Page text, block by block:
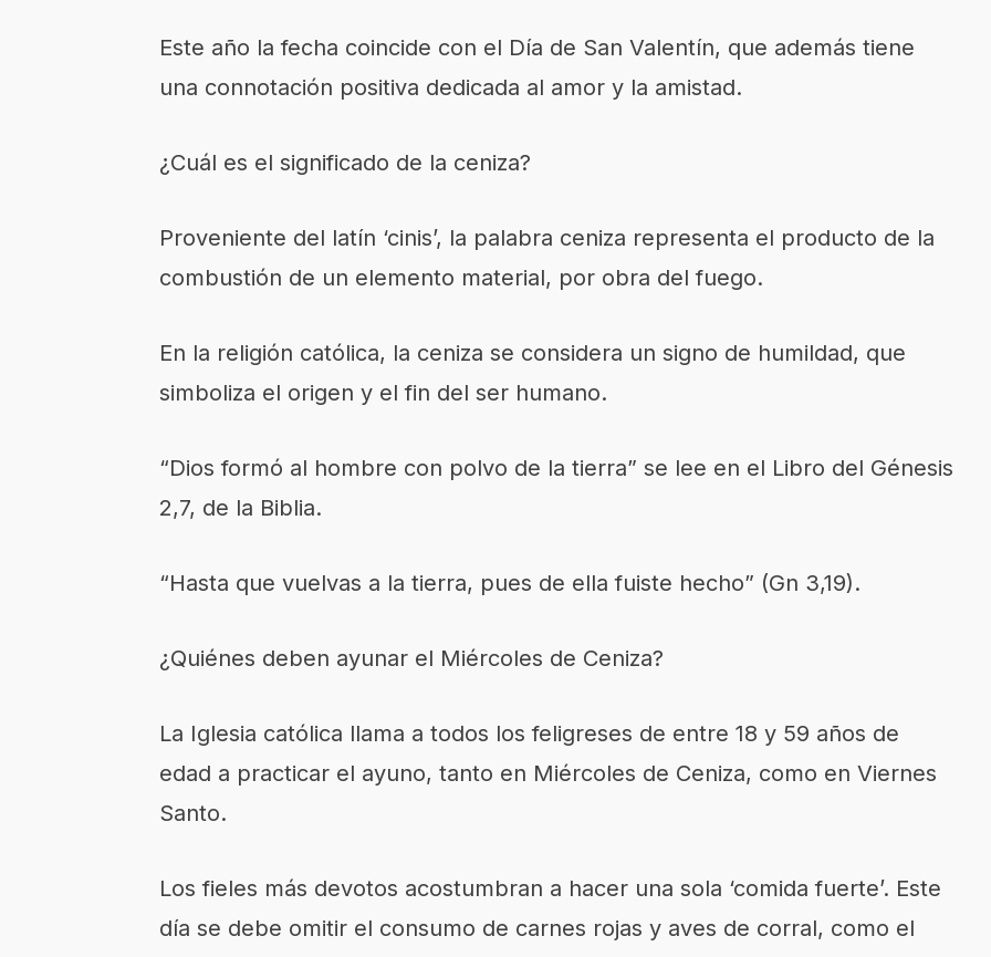
Este año la fecha coincide con el Día de San Valentín, que además tiene
una connotación positiva dedicada al amor y la amistad.
¿Cuál es el significado de la ceniza?
Proveniente del latín ‘cinis’, la palabra ceniza representa el producto de la
combustión de un elemento material, por obra del fuego.
En la religión católica, la ceniza se considera un signo de humildad, que
simboliza el origen y el fin del ser humano.
“Dios formó al hombre con polvo de la tierra” se lee en el Libro del Génesis
2,7, de la Biblia.
“Hasta que vuelvas a la tierra, pues de ella fuiste hecho” (Gn 3,19).
¿Quiénes deben ayunar el Miércoles de Ceniza?
La Iglesia católica llama a todos los feligreses de entre 18 y 59 años de
edad a practicar el ayuno, tanto en Miércoles de Ceniza, como en Viernes
Santo.
Los fieles más devotos acostumbran a hacer una sola ‘comida fuerte’. Este
día se debe omitir el consumo de carnes rojas y aves de corral, como el